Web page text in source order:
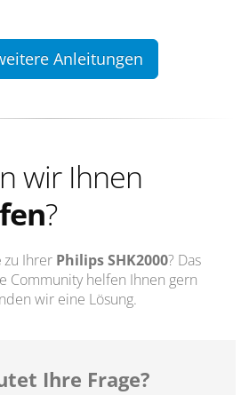
Anleitungen
wir Ihnen
?
zu Ihrer Philips SHK2000? Das
Community helfen Ihnen gern
wir eine Lösung.
Ihre Frage?